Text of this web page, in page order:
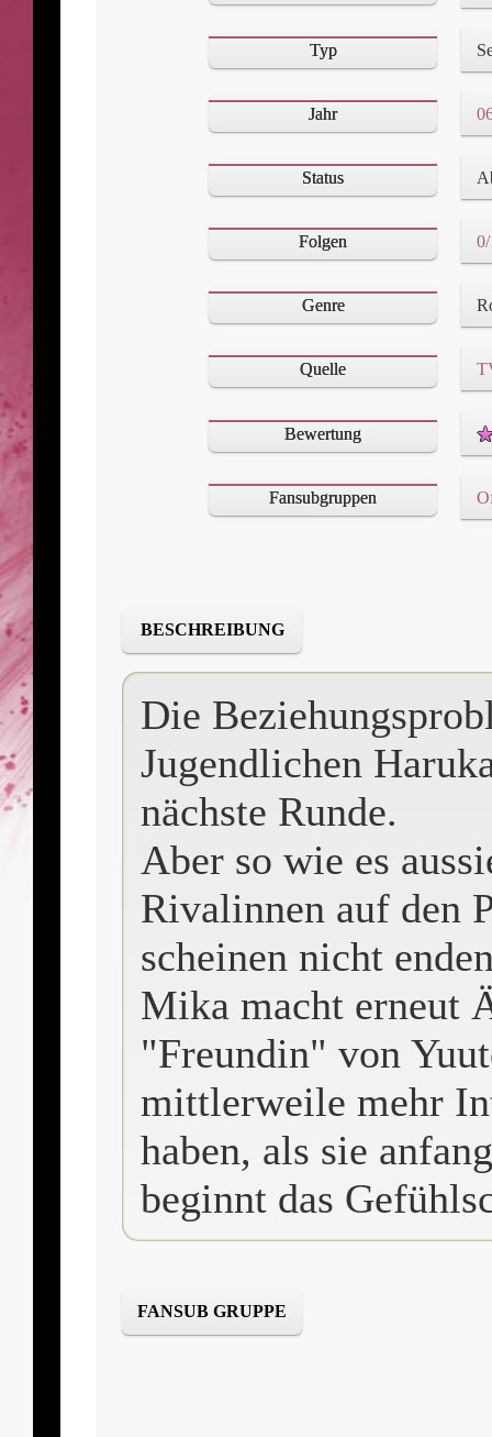
Typ
Jahr
Status
Folgen
Genre
Quelle
Bewertung
Fansubgruppen
BESCHREIBUNG
Die
Jugendlichen
nächste Runde.
Aber so wie es
Rivalinnen auf den
scheinen nicht
Mika macht erneut
"Freundin" von
mittlerweile mehr
haben, als sie
beginnt das
FANSUB GRUPPE